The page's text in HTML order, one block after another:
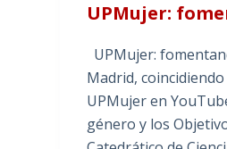
UPMujer:
UPMujer:
Madrid,
UPMujer en
género y los